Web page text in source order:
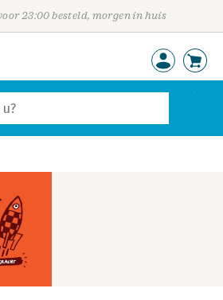
23:00 besteld, morgen in huis